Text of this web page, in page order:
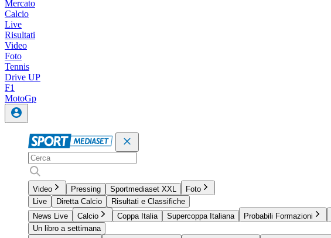
Mercato
Calcio
Live
Risultati
Video
Foto
Tennis
Drive UP
F1
MotoGp
Video Pressing Sportmediaset XXL
Foto
Live
Diretta Calcio
Risultati e Classifiche
News Live
Calcio Coppa Italia Supercoppa Italiana Probabili Formazioni
Un libro a settimana